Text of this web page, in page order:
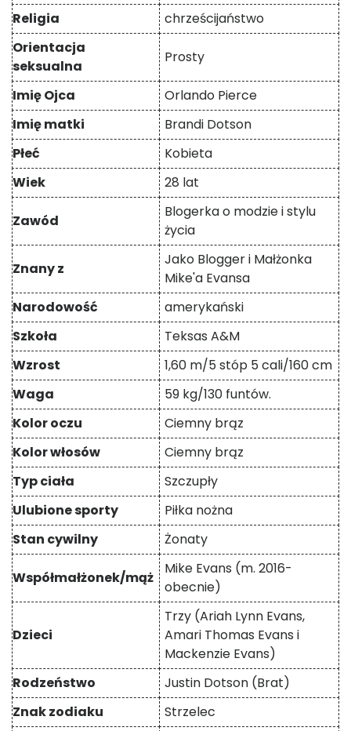
Religia
chrześcijaństwo
Orientacja
seksualna
Prosty
Imię Ojca
Orlando Pierce
Imię matki
Brandi Dotson
Płeć
Kobieta
Wiek
28 lat
Zawód
Blogerka o modzie i stylu
życia
Znany z
Jako Blogger i Małżonka
Mike'a Evansa
Narodowość
amerykański
Szkoła
Teksas A&M
Wzrost
1,60 m/5 stóp 5 cali/160 cm
Waga
59 kg/130 funtów.
Kolor oczu
Ciemny brąz
Kolor włosów
Ciemny brąz
Typ ciała
Szczupły
Ulubione sporty
Piłka nożna
Stan cywilny
Żonaty
Współmałżonek/mąż
Mike Evans (m. 2016-
obecnie)
Dzieci
Trzy (Ariah Lynn Evans,
Amari Thomas Evans i
Mackenzie Evans)
Rodzeństwo
Justin Dotson (Brat)
Znak zodiaku
Strzelec